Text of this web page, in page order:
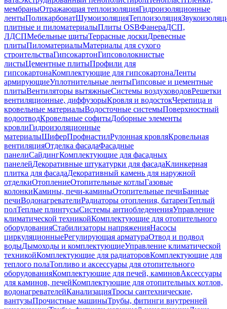
мембраныОтражающая теплоизоляцияГидроизоляционные
лентыПоликарбонатШумоизоляцияТеплоизоляция
плитные и пиломатериалыПлиты OSBФанераДСП,
ЛДСПМебельные щитыТеррасные доскиДревесные
плитыПиломатериалыМатериалы для сухого
строительстваГипсокартонГипсоволокнистые
листыЦементные плитыПрофили для
гипсокартонаКомплектующие для гипсокартонаЛенты
армирующиеУплотнительные лентыГипсовые и цементные
плитыВентиляторы вытяжныеСистемы воздуховодовРешетки
вентиляционные, диффузорыКровля и водостокЧерепица и
кровельные материалыВодосточные системыПоверхностный
водоотводКровельные софитыДоборные элементы
кровлиГидроизоляционные
материалыШиферПрофнастилРулонная кровляКровельная
вентиляцияОтделка фасадаФасадные
панелиСайдингКомплектующие для фасадных
панелейДекоративные штукатурки для фасадаКлинкерная
плитка для фасадаДекоративный камень для наружной
отделкиОтоплениеОтопительные котлыГазовые
колонкиКамины, печи-каминыОтопительные печиБанные
печиВодонагревателиРадиаторы отопления, батареиТеплый
полТеплые плинтусыСистемы антиобледененияУправление
климатической техникойКомплектующие для отопительного
оборудованияСтабилизаторы напряженияНасосы
циркуляционныеРегулирующая арматураОтвод и подвод
водыДымоходы и комплектующиеУправление климатической
техникойКомплектующие для радиаторовКомплектующие для
теплого полаТопливо и аксессуары для отопительного
оборудованияКомплектующие для печей, каминовАксессуары
для каминов, печейКомплектующие для отопительных котлов,
водонагревателейКанализацияТросы сантехнические,
вантузыПрочистные машиныТрубы, фитинги внутренней